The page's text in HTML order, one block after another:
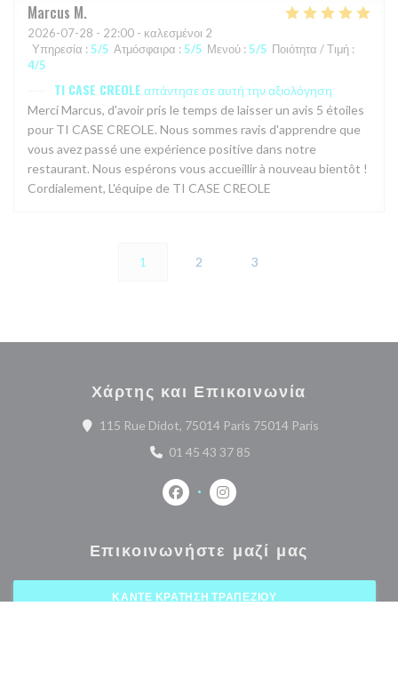
Marcus M
2026-07-28 - 22:00 - καλεσμένοι 2
Υπηρεσία : 5/5 Ατμόσφαιρα : 5/5 Μενού : 5/5 Ποιότητα / Τιμή :
4/5
TI CASE CREOLEαπάντησε σε αυτή την αξιολόγηση
Merci Marcus, d'avoir pris le temps de laisser un avis 5 étoiles
pour TI CASE CREOLE. Nous sommes ravis d'apprendre que
vous avez passé une expérience positive dans notre
restaurant. Nous espérons vous accueillir à nouveau bientôt !
Cordialement, L'équipe de TI CASE CREOLE
1 2 3
Χάρτης και Επικοινωνία
115 Rue Didot, 75014 Paris 75014 Paris
01 45 43 37 85
Facebook ((ανοίγει σε νέο
Instagram ((ανοίγει σε νέο
Επικοινωνήστε μαζί μας
ΚΆΝΤΕ ΚΡΆΤΗΣΗ ΤΡΑΠΕΖΙΟΎ